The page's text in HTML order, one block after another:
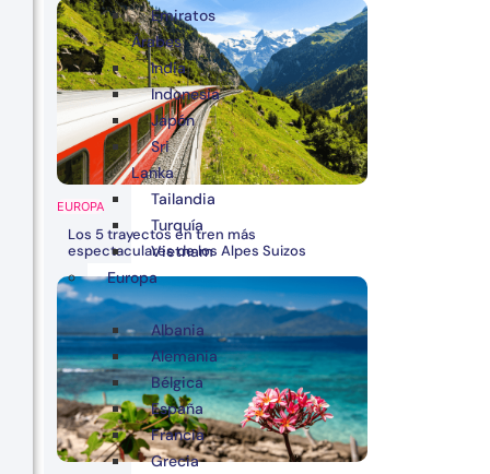
EUROPA
Los 5 trayectos en tren más
espectaculares de los Alpes Suizos
Emiratos
Árabes
India
Indonesia
Japón
Sri
Lanka
Tailandia
Turquía
Vietnam
Europa
Albania
Alemania
Bélgica
España
Francia
Grecia